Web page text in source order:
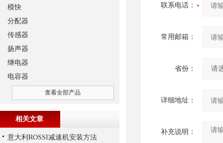
联系电话：
常用邮箱：
省份：
详细地址：
补充说明：
模快
分配器
传感器
扬声器
继电器
电容器
查看全部产品
相关文章
意大利ROSSI减速机安装方法